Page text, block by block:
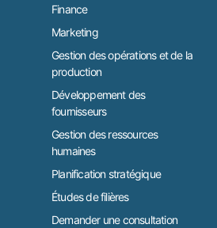
Finance
Marketing
Gestion des opérations et de la
production
Développement des
fournisseurs
Gestion des ressources
humaines
Planification stratégique
Études de filières
Demander une consultation